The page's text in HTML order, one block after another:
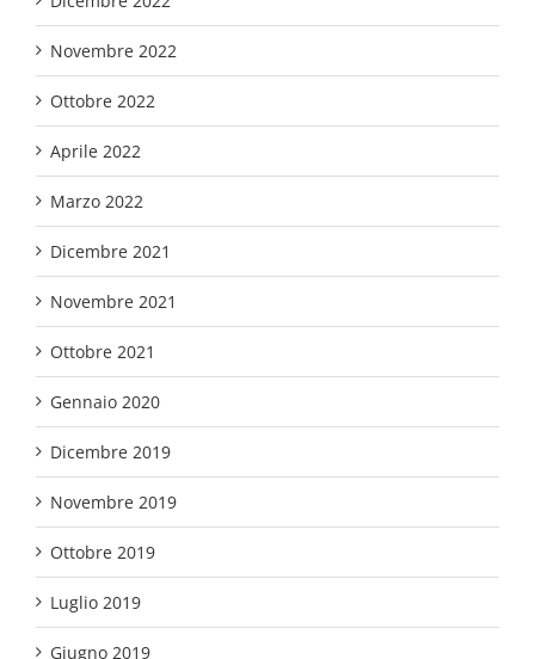
Novembre 2022
Ottobre 2022
Aprile 2022
Marzo 2022
Dicembre 2021
Novembre 2021
Ottobre 2021
Gennaio 2020
Dicembre 2019
Novembre 2019
Ottobre 2019
Luglio 2019
Giugno 2019